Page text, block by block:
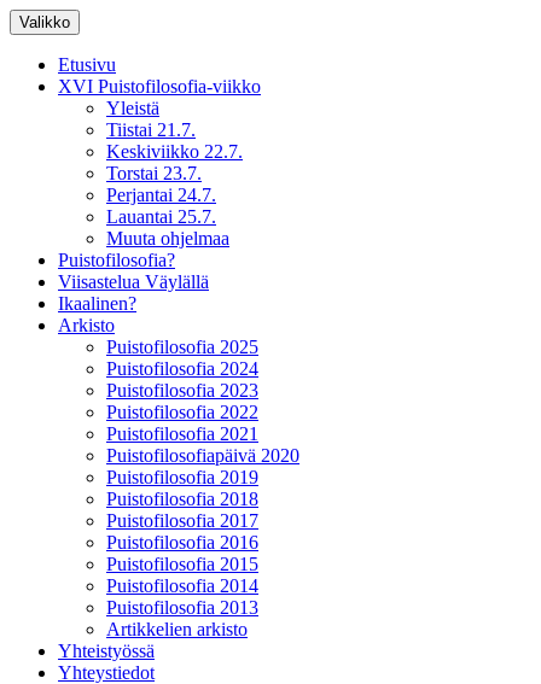
Puistofilosofia
15.-19.7.2025
Valikko Siirry
sisältöön
Etusivu
XVI Puistofilosofia-viikko
Yleistä
Tiistai 21.7.
Keskiviikko 22.7.
Torstai 23.7.
Perjantai 24.7.
Lauantai 25.7.
Muuta ohjelmaa
Puistofilosofia?
Viisastelua Väylällä
Ikaalinen?
Arkisto
Puistofilosofia 2025
Puistofilosofia 2024
Puistofilosofia 2023
Puistofilosofia 2022
Puistofilosofia 2021
Puistofilosofiapäivä 2020
Puistofilosofia 2019
Puistofilosofia 2018
Puistofilosofia 2017
Puistofilosofia 2016
Puistofilosofia 2015
Puistofilosofia 2014
Puistofilosofia 2013
Artikkelien arkisto
Yhteistyössä
Yhteystiedot